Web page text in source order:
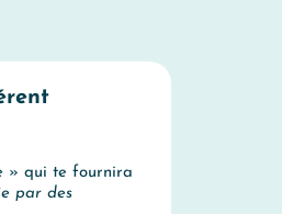
» qui te fournira
par des